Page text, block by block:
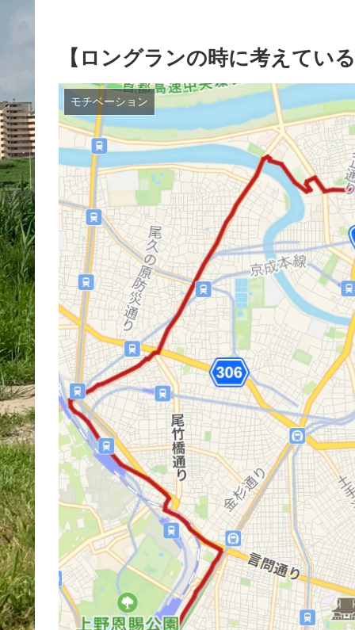
【ロングランの時に考えてい
モチベーション